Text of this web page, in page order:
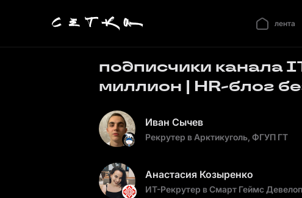
лента
подписчики канала
миллион | HR-блог
Иван Сычев
Рекрутер в Арктикуголь, ФГУП ГТ
Анастасия Козыренко
ИТ-Рекрутер в Смарт Геймс